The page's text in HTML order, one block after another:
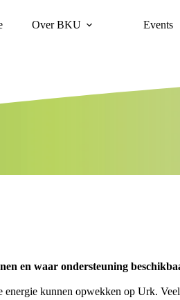
Over BKU Events
en waar ondersteuning
kunnen opwekken op Urk.